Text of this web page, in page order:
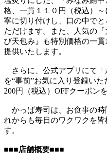
格、一貫１１０円（税込）
寧に切り付けし、口の中で
ただけます。また、人気の
び天包み』も特別価格の一
提供いたします。
さらに、公式アプリにて「
を“事前”お気に入り登録い
200円（税込）OFFクーポン
かっぱ寿司は、お食事の時
れからも毎日のワクワクを
す。
■■■店舗概要■■■